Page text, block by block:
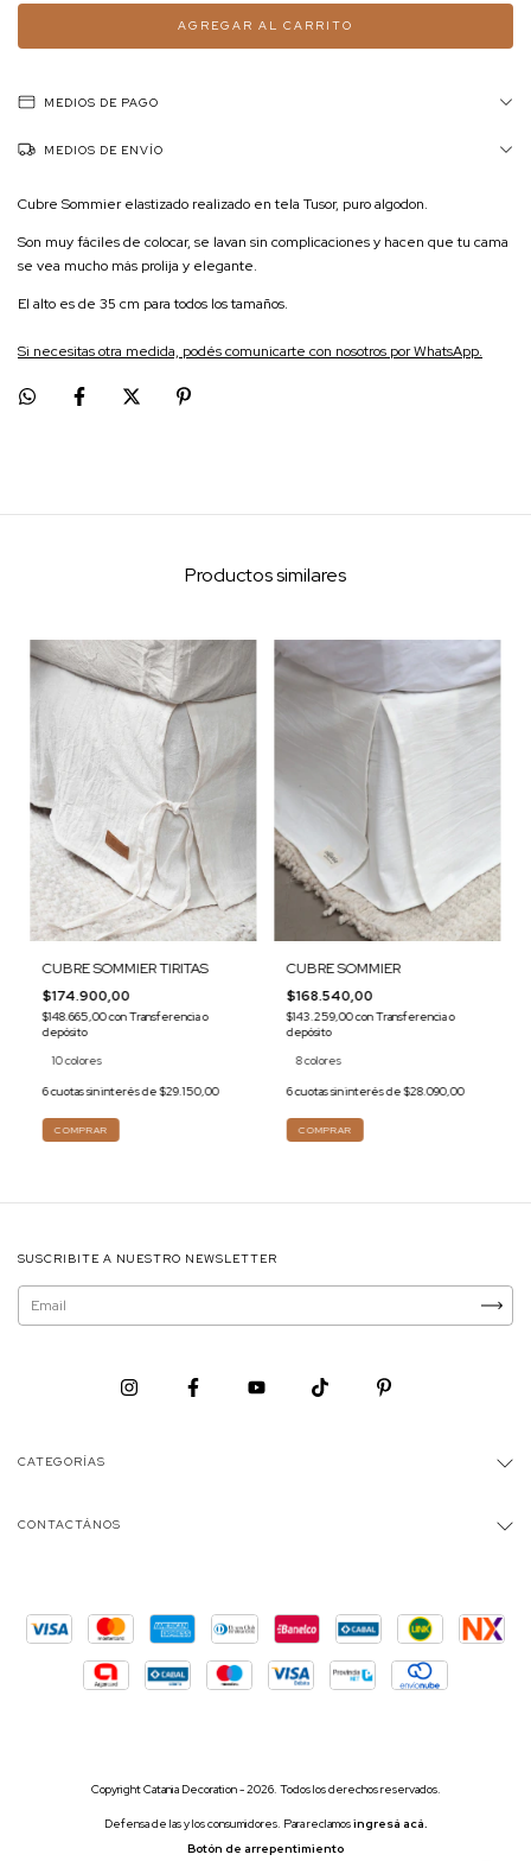
MEDIOS DE PAGO
MEDIOS DE ENVÍO
Cubre Sommier elastizado realizado en tela Tusor, puro algodon.
Son muy fáciles de colocar, se lavan sin complicaciones y hacen que tu cama
se vea mucho más prolija y elegante.
El alto es de 35 cm para todos los tamaños.
Si necesitas otra medida, podés comunicarte con nosotros por WhatsApp.
Productos similares
CUBRE SOMMIER TIRITAS
$174.900,00
$148.665,00conTransferencia o
depósito
10 colores
6cuotas sin interés de$29.150,00
COMPRAR
CUBRE SOMMIER
$168.540,00
$143.259,00conTransferencia o
depósito
8 colores
6cuotas sin interés de$28.090,00
COMPRAR
SUSCRIBITE A NUESTRO NEWSLETTER
CATEGORÍAS
CONTACTÁNOS
Copyright Catania Decoration - 2026. Todos los derechos reservados.
Defensa de las y los consumidores. Para reclamosingresá acá.
Botón de arrepentimiento